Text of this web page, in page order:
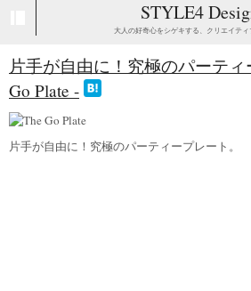
STYLE4
大人の好奇心をシゲキする、クリエイティ
片手が自由に！究極のパーテ
Go Plate -
片手が自由に！究極のパーティープレート。